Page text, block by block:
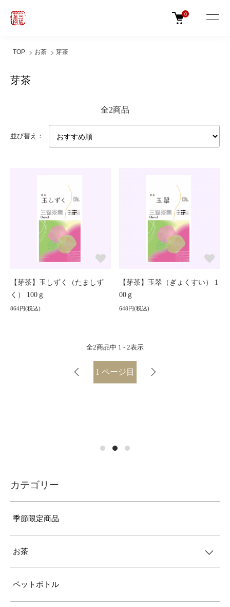
0
TOP お茶 芽茶
芽茶
全2商品
並び替え：
【芽茶】玉しずく（たましず
く） 100ｇ
864円(税込)
【芽茶】玉翠（ぎょくすい） 1
00ｇ
648円(税込)
全2商品中 1 - 2表示
1 ページ目
カテゴリー
季節限定商品
お茶
ペットボトル